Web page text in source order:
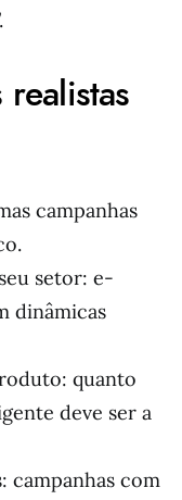
campanhas
setor: e-
dinâmicas
quanto
deve ser a
campanhas com